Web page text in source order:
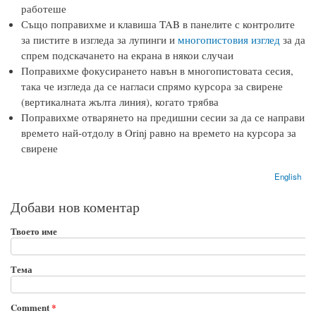
работеше
Също поправихме и клавиша TAB в панелите с контролите
за пистите в изгледа за лупинги и многопистовия изглед за да
спрем подскачането на екрана в някои случаи
Поправихме фокусирането навън в многопистовата сесия,
така че изгледа да се нагласи спрямо курсора за свирене
(вертикалната жълта линия), когато трябва
Поправихме отварянето на предишни сесии за да се направи
времето най-отдолу в Orinj равно на времето на курсора за
свирене
English
Добави нов коментар
Твоето име
Тема
Comment*